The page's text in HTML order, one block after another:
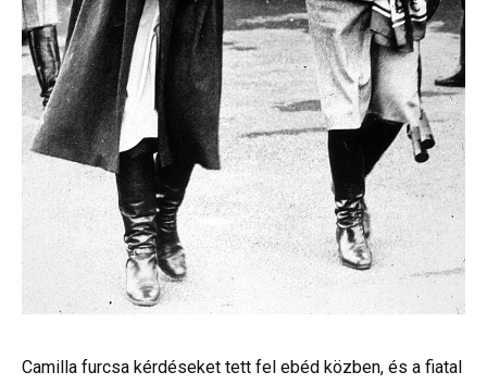
Camilla furcsa kérdéseket tett fel ebéd közben, és a fiatal